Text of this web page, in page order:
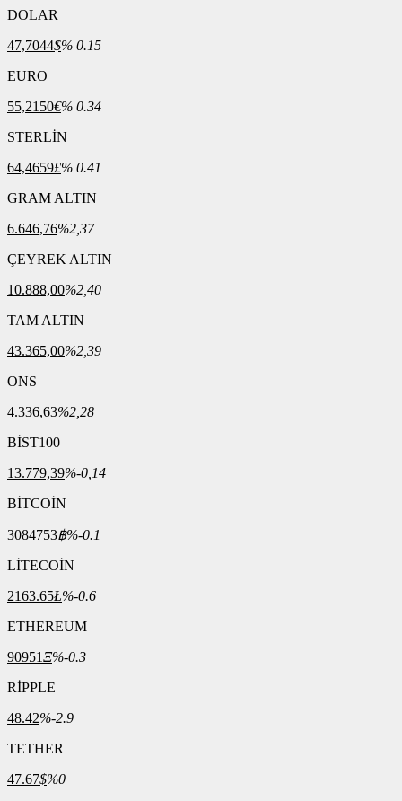
DOLAR
47,7044$% 0.15
EURO
55,2150€% 0.34
STERLİN
64,4659£% 0.41
GRAM ALTIN
6.646,76%2,37
ÇEYREK ALTIN
10.888,00%2,40
TAM ALTIN
43.365,00%2,39
ONS
4.336,63%2,28
BİST100
13.779,39%-0,14
BİTCOİN
3084753฿%-0.1
LİTECOİN
2163.65Ł%-0.6
ETHEREUM
90951Ξ%-0.3
RİPPLE
48.42%-2.9
TETHER
47.67$%0